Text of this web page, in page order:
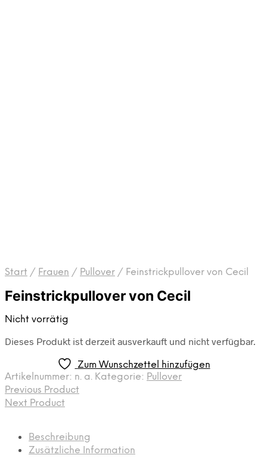
Start / Frauen / Pullover / Feinstrickpullover von Cecil
Feinstrickpullover von Cecil
Nicht vorrätig
Dieses Produkt ist derzeit ausverkauft und nicht verfügbar.
Zum Wunschzettel hinzufügen
Artikelnummer: n. a. Kategorie: Pullover
Previous Product
Next Product
Beschreibung
Zusätzliche Information